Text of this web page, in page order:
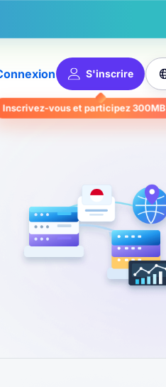
S'inscrire
Inscrivez-vous et participez300MB